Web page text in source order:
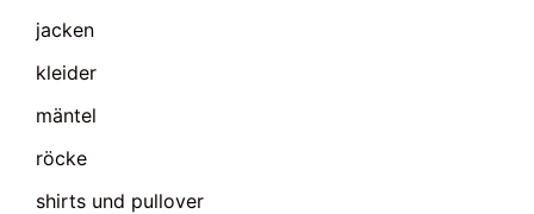
jacken
kleider
mäntel
röcke
shirts und pullover